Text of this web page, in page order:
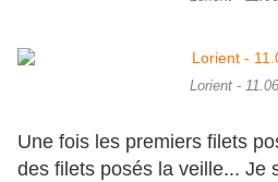
Lorient -
Une fois les premiers filets
des filets posés la veille... Je